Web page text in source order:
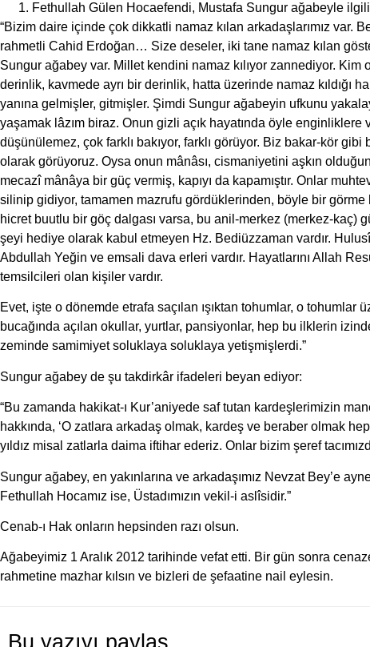
Fethullah Gülen Hocaefendi, Mustafa Sungur ağabeyle
“Bizim daire içinde çok dikkatli namaz kılan arkadaşlarımız var.
rahmetli Cahid Erdoğan… Size deseler, iki tane namaz kılan
Sungur ağabey var. Millet kendini namaz kılıyor zannediyor.
derinlik, kavmede ayrı bir derinlik, hatta üzerinde namaz kıldığı
yanına gelmişler, gitmişler. Şimdi Sungur ağabeyin ufkunu
yaşamak lâzım biraz. Onun gizli açık hayatında öyle enginliklere
düşünülemez, çok farklı bakıyor, farklı görüyor. Biz bakar-kör
olarak görüyoruz. Oysa onun mânâsı, cismaniyetini aşkın
mecazî mânâya bir güç vermiş, kapıyı da kapamıştır. Onlar
silinip gidiyor, tamamen mazrufu gördüklerinden, böyle bir
hicret buutlu bir göç dalgası varsa, bu anil-merkez (merkez-kaç)
şeyi hediye olarak kabul etmeyen Hz. Bediüzzaman vardır.
Abdullah Yeğin ve emsali dava erleri vardır. Hayatlarını Allah
temsilcileri olan kişiler vardır.
Evet, işte o dönemde etrafa saçılan ışıktan tohumlar, o
bucağında açılan okullar, yurtlar, pansiyonlar, hep bu ilklerin
zeminde samimiyet soluklaya soluklaya yetişmişlerdi.”
Sungur ağabey de şu takdirkâr ifadeleri beyan ediyor:
“Bu zamanda hakikat-ı Kur’aniyede saf tutan kardeşlerimizin
hakkında, ‘O zatlara arkadaş olmak, kardeş ve beraber olmak
yıldız misal zatlarla daima iftihar ederiz. Onlar bizim şeref
Sungur ağabey, en yakınlarına ve arkadaşımız Nevzat Bey’e
Fethullah Hocamız ise, Üstadımızın vekil-i aslîsidir.”
Cenab-ı Hak onların hepsinden razı olsun.
Ağabeyimiz 1 Aralık 2012 tarihinde vefat etti. Bir gün sonra
rahmetine mazhar kılsın ve bizleri de şefaatine nail eylesin.
Bu yazıyı paylaş